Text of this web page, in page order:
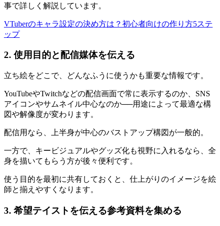
事で詳しく解説しています。
VTuberのキャラ設定の決め方は？初心者向けの作り方5ステ
ップ
2. 使用目的と配信媒体を伝える
立ち絵をどこで、どんなふうに使うかも重要な情報です。
YouTubeやTwitchなどの配信画面で常に表示するのか、SNS
アイコンやサムネイル中心なのか──用途によって最適な構
図や解像度が変わります。
配信用なら、上半身が中心のバストアップ構図が一般的。
一方で、キービジュアルやグッズ化も視野に入れるなら、全
身を描いてもらう方が後々便利です。
使う目的を最初に共有しておくと、仕上がりのイメージを絵
師と揃えやすくなります。
3. 希望テイストを伝える参考資料を集める